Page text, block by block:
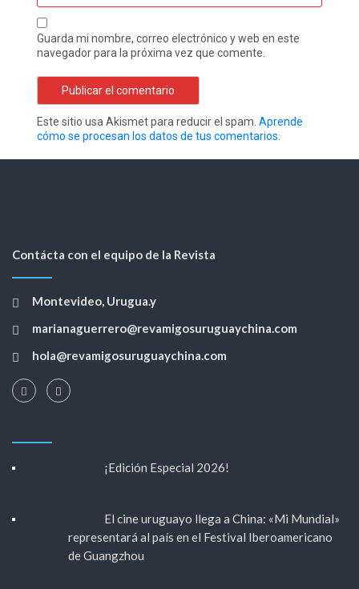
Guarda mi nombre, correo electrónico y web en este
navegador para la próxima vez que comente.
Este sitio usa Akismet para reducir el spam. Aprende
cómo se procesan los datos de tus comentarios.
Contácta con el equipo de la Revista
Montevideo, Urugua.y
marianaguerrero@revamigosuruguaychina.com
hola@revamigosuruguaychina.com
¡Edición Especial 2026!
El cine uruguayo llega a China: «Mi Mundial»
representará al país en el Festival Iberoamericano
de Guangzhou